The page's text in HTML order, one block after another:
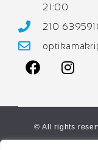
21:00
210
© All rights